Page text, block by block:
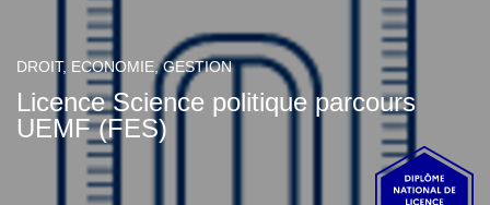
DROIT, ECONOMIE, GESTION
Licence Science politique parcours
UEMF (FES)